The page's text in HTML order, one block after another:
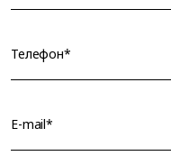
Телефон*
E-mail*